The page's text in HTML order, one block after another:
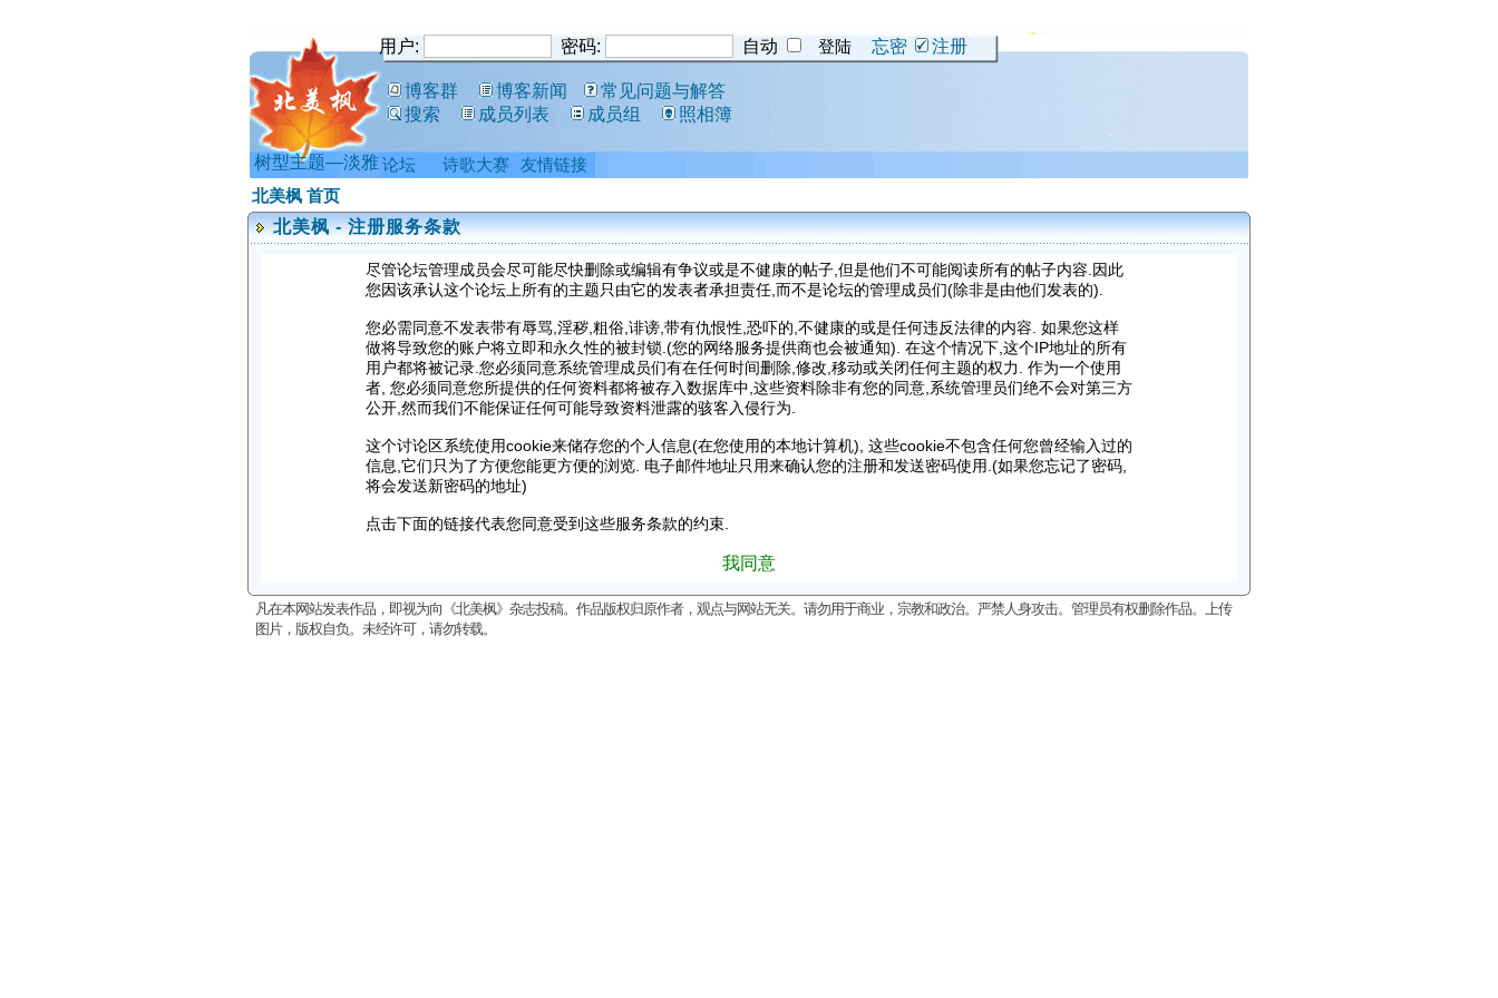
用户: 密码: 自动 忘密 注册
博客群 博客新闻
常见问题与解答
搜索
成员列表 成员组 照相簿
树型主题—淡雅
北美枫 首页
北美枫 - 注册服务条款
尽管论坛管理成员会尽可能尽快删除或编辑有争议或是不健康的帖子,但是他们不可能阅读所有的帖子内容.因此
您因该承认这个论坛上所有的主题只由它的发表者承担责任,而不是论坛的管理成员们(除非是由他们发表的).
您必需同意不发表带有辱骂,淫秽,粗俗,诽谤,带有仇恨性,恐吓的,不健康的或是任何违反法律的内容. 如果您这样
做将导致您的账户将立即和永久性的被封锁.(您的网络服务提供商也会被通知). 在这个情况下,这个IP地址的所有
用户都将被记录.您必须同意系统管理成员们有在任何时间删除,修改,移动或关闭任何主题的权力. 作为一个使用
者, 您必须同意您所提供的任何资料都将被存入数据库中,这些资料除非有您的同意,系统管理员们绝不会对第三方
公开,然而我们不能保证任何可能导致资料泄露的骇客入侵行为.
这个讨论区系统使用cookie来储存您的个人信息(在您使用的本地计算机), 这些cookie不包含任何您曾经输入过的
信息,它们只为了方便您能更方便的浏览. 电子邮件地址只用来确认您的注册和发送密码使用.(如果您忘记了密码,
将会发送新密码的地址)
点击下面的链接代表您同意受到这些服务条款的约束.
我同意
凡在本网站发表作品，即视为向《北美枫》杂志投稿。作品版权归原作者，观点与网站无关。请勿用于商业，宗教和政治。严禁人身攻击。管理员有权删除作品。上传
图片，版权自负。未经许可，请勿转载。
论坛 诗歌大赛 友情链接